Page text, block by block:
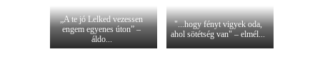
„A te jó Lelked vezessen
engem egyenes úton” –
áldo...
"...hogy fényt vigyek oda,
ahol sötétség van" – elmél...